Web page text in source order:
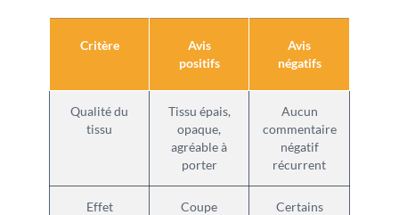
Critère
Avis
positifs
Avis
négatifs
Qualité du
tissu
Tissu épais,
opaque,
agréable à
porter
Aucun
commentaire
négatif
récurrent
Effet
Coupe
Certains